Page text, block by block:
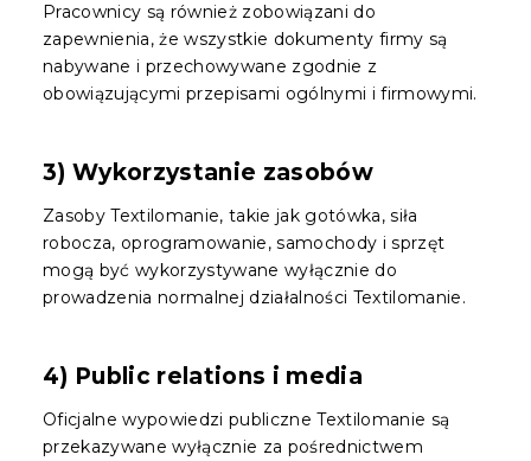
Pracownicy są również zobowiązani do
zapewnienia, że ​​wszystkie dokumenty firmy są
nabywane i przechowywane zgodnie z
obowiązującymi przepisami ogólnymi i firmowymi.
3) Wykorzystanie zasobów
Zasoby Textilomanie, takie jak gotówka, siła
robocza, oprogramowanie, samochody i sprzęt
mogą być wykorzystywane wyłącznie do
prowadzenia normalnej działalności Textilomanie.
4) Public relations i media
Oficjalne wypowiedzi publiczne Textilomanie są
przekazywane wyłącznie za pośrednictwem